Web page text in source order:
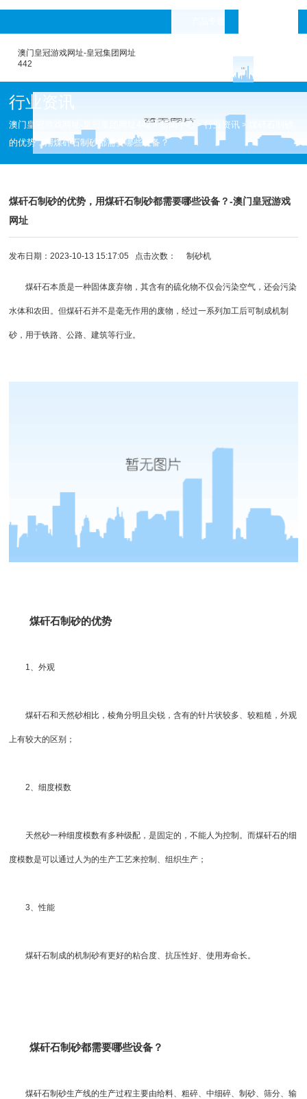
澳门皇冠游戏网址-皇冠集团网址
442
行业资讯
澳门皇冠游戏网址-皇冠集团网址442>新闻中心 >行业资讯 >
的优势，用煤矸石制砂都需要哪些设备？
煤矸石制砂的优势，用煤矸石制砂都需要哪些设备？-澳门皇冠游戏
网址
发布日期：2023-10-13 15:17:05 点击次数：制砂机
煤矸石本质是一种固体废弃物，其含有的硫化物不仅会污染空气，还会污染
水体和农田。但煤矸石并不是毫无作用的废物，经过一系列加工后可制成机制
砂，用于铁路、公路、建筑等行业。
煤矸石制砂的优势
1、外观
煤矸石和天然砂相比，棱角分明且尖锐，含有的针片状较多、较粗糙，外观
上有较大的区别；
2、细度模数
天然砂一种细度模数有多种级配，是固定的，不能人为控制。而煤矸石的细
度模数是可以通过人为的生产工艺来控制、组织生产；
3、性能
煤矸石制成的机制砂有更好的粘合度、抗压性好、使用寿命长。
煤矸石制砂都需要哪些设备？
煤矸石制砂生产线的生产过程主要由给料、粗碎、中细碎、制砂、筛分、输